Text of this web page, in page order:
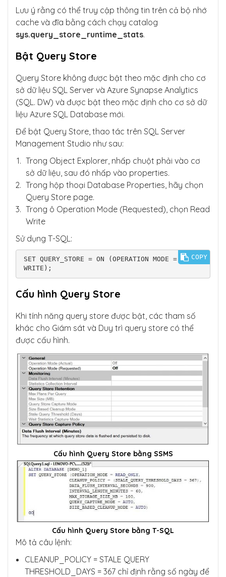
Lưu ý rằng có thể truy cập thông tin trên cả bộ nhớ
cache và đĩa bằng cách chạy catalog
sys.query_store_runtime_stats.
Bật Query Store
Query Store không được bật theo mặc định cho cơ
sở dữ liệu SQL Server và Azure Synapse Analytics
(SQL. DW) và được bật theo mặc định cho cơ sở dữ
liệu Azure SQL Database mới.
Để bật Query Store, thao tác trên SQL Server
Management Studio như sau:
Trong Object Explorer, nhấp chuột phải vào cơ
sở dữ liệu, sau đó nhấp vào properties.
Trong hộp thoại Database Properties, hãy chọn
Query Store page.
Trong ô Operation Mode (Requested), chọn Read
Write
Sử dụng T-SQL:
SET QUERY_STORE = ON (OPERATION MODE = READ_
WRITE);
COPY
Cấu hình Query Store
Khi tính năng query store được bật, các tham số
khác cho Giám sát và Duy trì query store có thể
được cấu hình.
Cấu hình Query Store bằng SSMS
Cấu hình Query Store bằng T-SQL
Mô tả câu lệnh:
CLEANUP_POLICY = STALE QUERY
THRESHOLD_DAYS = 367 chỉ định rằng số ngày để